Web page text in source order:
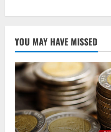
YOU MAY HAVE MISSED